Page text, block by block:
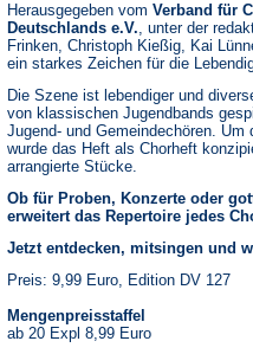
Herausgegeben vom Verband für
Deutschlands e.V., unter der
Frinken, Christoph Kießig, Kai
ein starkes Zeichen für die
Die Szene ist lebendiger und
von klassischen Jugendbands
Jugend- und Gemeindechören.
wurde das Heft als Chorheft
arrangierte Stücke.
Ob für Proben, Konzerte oder
erweitert das Repertoire jedes
Jetzt entdecken, mitsingen und
Preis: 9,99 Euro, Edition DV 127
Mengenpreisstaffel
ab 20 Expl 8,99 Euro